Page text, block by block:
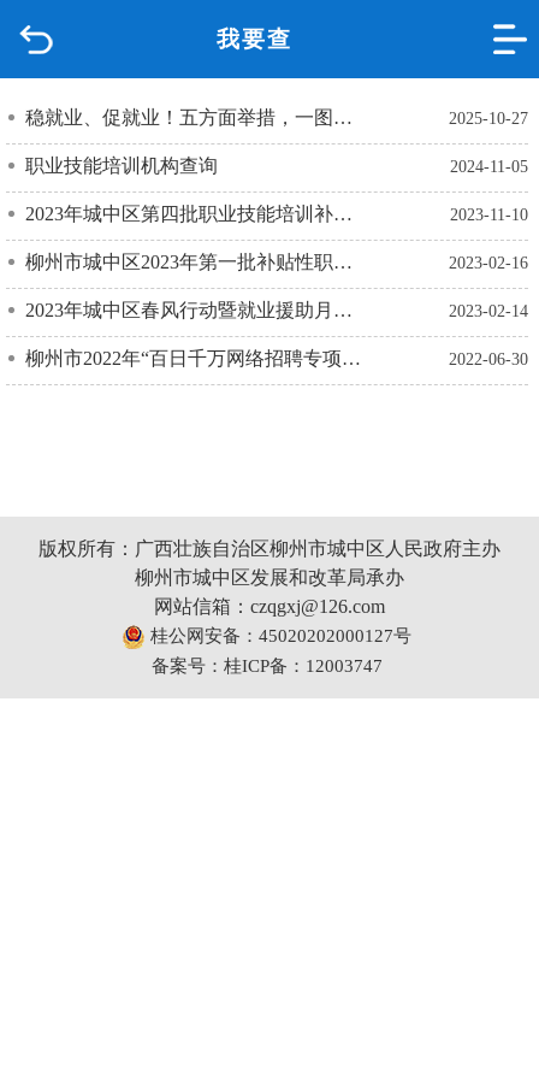
我要查
品质城中
新闻中心
政府信息公开
网上办事
2025-10-27
稳就业、促就业！五方面举措，一图了解
2024-11-05
职业技能培训机构查询
2023-11-10
2023年城中区第四批职业技能培训补贴公示
2023-02-16
柳州市城中区2023年第一批补贴性职业技能培训任务指标公示
2023-02-14
2023年城中区春风行动暨就业援助月专场招聘会邀请函
2022-06-30
柳州市2022年“百日千万网络招聘专项行动” 城中区高校毕业生专场网络招聘会
版权所有：广西壮族自治区柳州市城中区人民政府主办
柳州市城中区发展和改革局承办
网站信箱：czqgxj@126.com
桂公网安备：45020202000127号
备案号：桂ICP备：12003747